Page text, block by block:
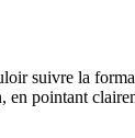
suivre la
pointant